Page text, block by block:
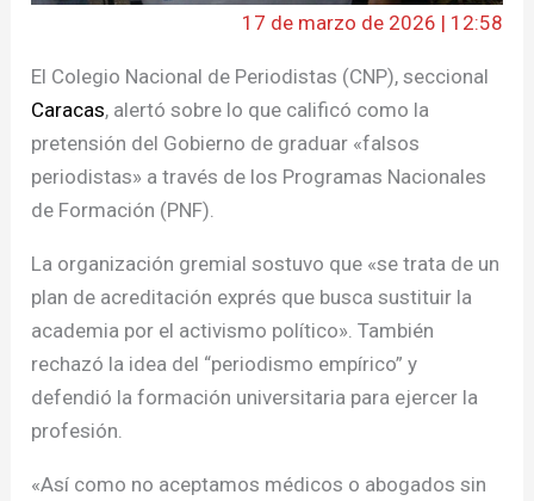
17 de marzo de 2026 | 12:58
El Colegio Nacional de Periodistas (CNP), seccional
Caracas, alertó sobre lo que calificó como la
pretensión del Gobierno de graduar «falsos
periodistas» a través de los Programas Nacionales
de Formación (PNF).
La organización gremial sostuvo que «se trata de un
plan de acreditación exprés que busca sustituir la
academia por el activismo político». También
rechazó la idea del “periodismo empírico” y
defendió la formación universitaria para ejercer la
profesión.
«Así como no aceptamos médicos o abogados sin